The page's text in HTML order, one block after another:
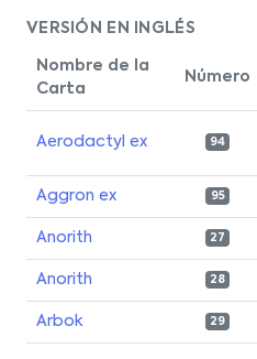
VERSIÓN EN INGLÉS
Nombre de la
Carta
Número
Aerodactyl ex 94
Aggron ex 95
Anorith 27
Anorith 28
Arbok 29